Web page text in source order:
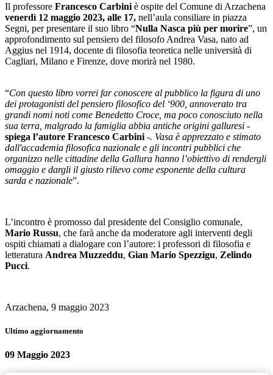
Il professore Francesco Carbini è ospite del Comune di Arzachena
venerdì 12 maggio 2023, alle 17, nell’aula consiliare in piazza
Segni, per presentare il suo libro “Nulla Nasca più per morire”, un
approfondimento sul pensiero del filosofo Andrea Vasa, nato ad
Aggius nel 1914, docente di filosofia teoretica nelle università di
Cagliari, Milano e Firenze, dove morirà nel 1980.
“Con questo libro vorrei far conoscere al pubblico la figura di uno
dei protagonisti del pensiero filosofico del ‘900, annoverato tra
grandi nomi noti come Benedetto Croce, ma poco conosciuto nella
sua terra, malgrado la famiglia abbia antiche origini galluresi -
spiega l’autore Francesco Carbini -. Vasa è apprezzato e stimato
dall'accademia filosofica nazionale e gli incontri pubblici che
organizzo nelle cittadine della Gallura hanno l’obiettivo di rendergli
omaggio e dargli il giusto rilievo come esponente della cultura
sarda e nazionale”.
L’incontro è promosso dal presidente del Consiglio comunale,
Mario Russu, che farà anche da moderatore agli interventi degli
ospiti chiamati a dialogare con l’autore: i professori di filosofia e
letteratura Andrea Muzzeddu, Gian Mario Spezzigu, Zelindo
Pucci.
Arzachena, 9 maggio 2023
Ultimo aggiornamento
09 Maggio 2023